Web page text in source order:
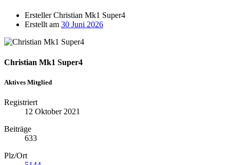
ErstellerChristian Mk1 Super4
Erstellt am 30 Juni 2026
Christian Mk1 Super4
Aktives Mitglied
Registriert
12 Oktober 2021
Beiträge
633
Plz/Ort